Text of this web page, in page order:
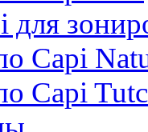
Capi
Capi